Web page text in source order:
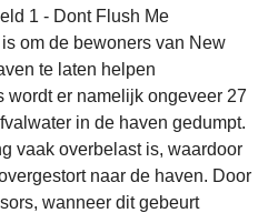
1 - Dont Flush Me
om de bewoners van New
te laten helpen
wordt er namelijk ongeveer 27
in de haven gedumpt.
vaak overbelast is, waardoor
naar de haven. Door
wanneer dit gebeurt